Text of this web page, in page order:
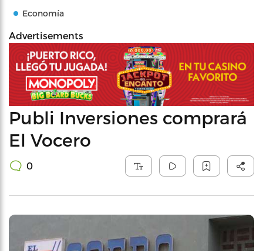
Economía
Advertisements
Publi Inversiones comprará
El Vocero
0